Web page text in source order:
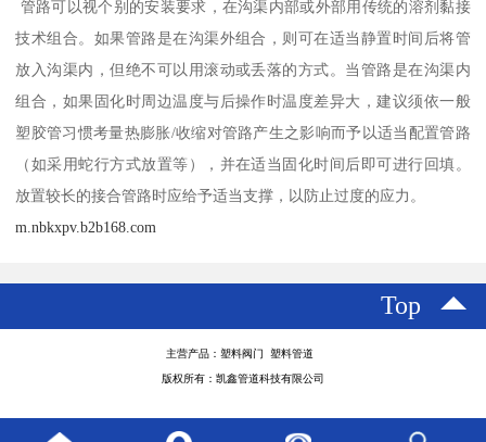
管路可以视个别的安装要求，在沟渠内部或外部用传统的溶剂黏接
技术组合。如果管路是在沟渠外组合，则可在适当静置时间后将管
放入沟渠内，但绝不可以用滚动或丢落的方式。当管路是在沟渠内
组合，如果固化时周边温度与后操作时温度差异大，建议须依一般
塑胶管习惯考量热膨胀/收缩对管路产生之影响而予以适当配置管路
（如采用蛇行方式放置等），并在适当固化时间后即可进行回填。
放置较长的接合管路时应给予适当支撑，以防止过度的应力。
m.nbkxpv.b2b168.com
Top
主营产品：塑料阀门 塑料管道
版权所有：凯鑫管道科技有限公司